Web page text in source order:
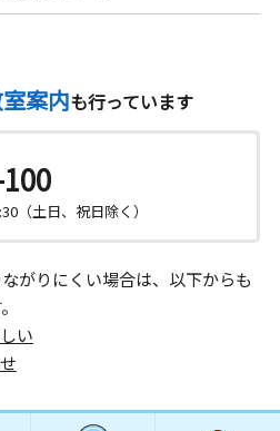
案内も行っています
（土日、祝日除く）
がりにくい場合は、以下からも
い